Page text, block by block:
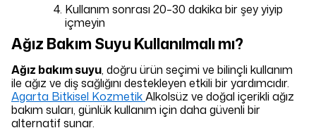
Kullanım sonrası 20–30 dakika bir şey yiyip
içmeyin
Ağız Bakım Suyu Kullanılmalı mı?
Ağız bakım suyu, doğru ürün seçimi ve bilinçli kullanım
ile ağız ve diş sağlığını destekleyen etkili bir yardımcıdır.
Agarta Bitkisel KozmetikAlkolsüz ve doğal içerikli ağız
bakım suları, günlük kullanım için daha güvenli bir
alternatif sunar.